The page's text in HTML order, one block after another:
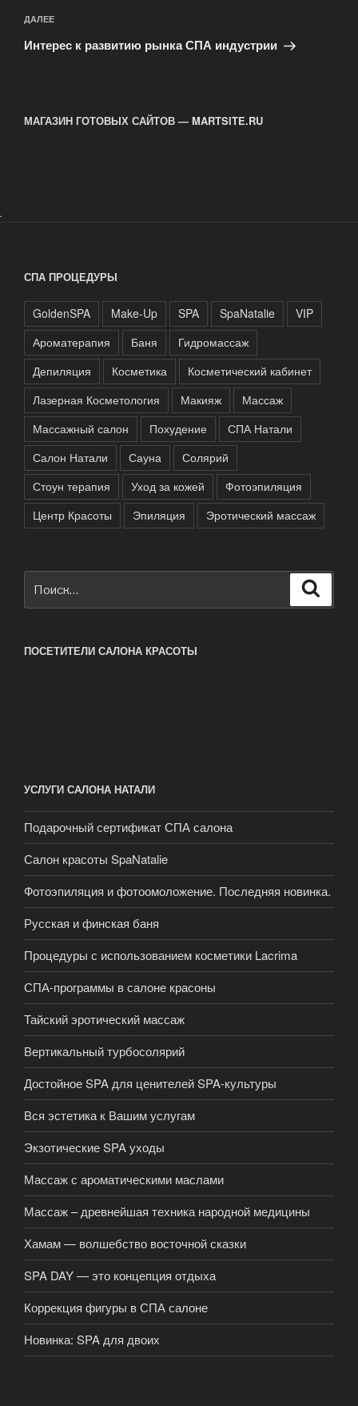
Следующая
запись
ДАЛЕЕ
Интерес к развитию рынка СПА индустрии
МАГАЗИН ГОТОВЫХ САЙТОВ — MARTSITE.RU
.
СПА ПРОЦЕДУРЫ
GoldenSPA Make-Up SPA SpaNatalie
VIP
Ароматерапия
Баня
Гидромассаж
Депиляция
Косметика
Косметический кабинет
Лазерная Косметология
Макияж
Массаж
Массажный салон
Похудение
СПА Натали
Салон Натали
Сауна
Солярий
Стоун терапия
Уход за кожей
Фотоэпиляция
Центр Красоты
Эпиляция Эротический массаж
ПОСЕТИТЕЛИ САЛОНА КРАСОТЫ
УСЛУГИ САЛОНА НАТАЛИ
Подарочный сертификат СПА салона
Салон красоты SpaNatalie
Фотоэпиляция и фотоомоложение. Последняя новинка.
Русская и финская баня
Процедуры с использованием косметики Lacrima
СПА-программы в салоне красоны
Тайский эротический массаж
Вертикальный турбосолярий
Достойное SPA для ценителей SPA-культуры
Вся эстетика к Вашим услугам
Экзотические SPA уходы
Массаж с ароматическими маслами
Массаж – древнейшая техника народной медицины
Хамам — волшебство восточной сказки
SPA DAY — это концепция отдыха
Коррекция фигуры в СПА салоне
Новинка: SPA для двоих